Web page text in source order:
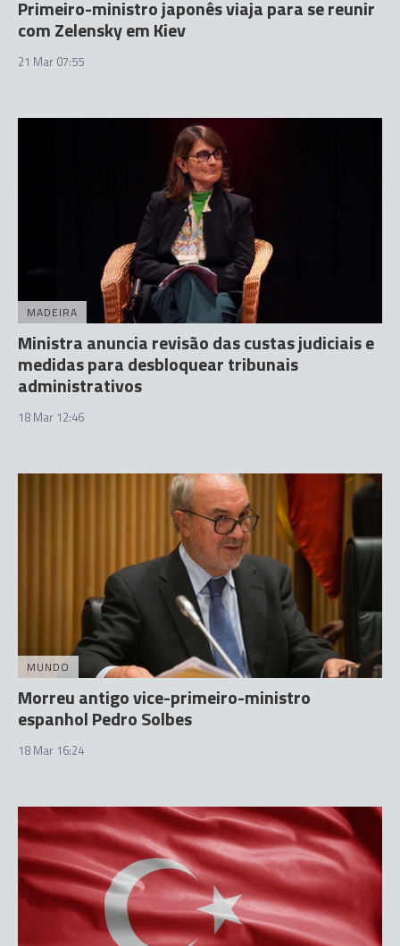
Primeiro-ministro japonês viaja para se reunir
com Zelensky em Kiev
21 Mar 07:55
MADEIRA
Ministra anuncia revisão das custas judiciais e
medidas para desbloquear tribunais
administrativos
18 Mar 12:46
MUNDO
Morreu antigo vice-primeiro-ministro
espanhol Pedro Solbes
18 Mar 16:24